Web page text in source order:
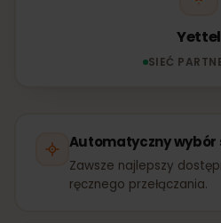
Yettel
SIEĆ
Automatyczny wybór
Zawsze najlepszy
ręcznego przełączania.